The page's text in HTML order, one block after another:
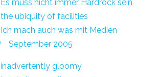
Es muss nicht immer Hardrock sein
the ubiquity of facilities
Ich mach auch was mit Medien
September 2005
inadvertently gloomy